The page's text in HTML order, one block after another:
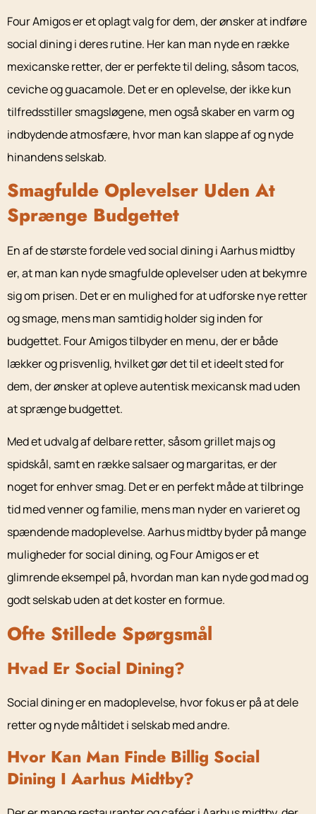
Four Amigos er et oplagt valg for dem, der ønsker at indføre
social dining i deres rutine. Her kan man nyde en række
mexicanske retter, der er perfekte til deling, såsom tacos,
ceviche og guacamole. Det er en oplevelse, der ikke kun
tilfredsstiller smagsløgene, men også skaber en varm og
indbydende atmosfære, hvor man kan slappe af og nyde
hinandens selskab.
Smagfulde Oplevelser Uden At
Sprænge Budgettet
En af de største fordele ved social dining i Aarhus midtby
er, at man kan nyde smagfulde oplevelser uden at bekymre
sig om prisen. Det er en mulighed for at udforske nye retter
og smage, mens man samtidig holder sig inden for
budgettet. Four Amigos tilbyder en menu, der er både
lækker og prisvenlig, hvilket gør det til et ideelt sted for
dem, der ønsker at opleve autentisk mexicansk mad uden
at sprænge budgettet.
Med et udvalg af delbare retter, såsom grillet majs og
spidskål, samt en række salsaer og margaritas, er der
noget for enhver smag. Det er en perfekt måde at tilbringe
tid med venner og familie, mens man nyder en varieret og
spændende madoplevelse. Aarhus midtby byder på mange
muligheder for social dining, og Four Amigos er et
glimrende eksempel på, hvordan man kan nyde god mad og
godt selskab uden at det koster en formue.
Ofte Stillede Spørgsmål
Hvad Er Social Dining?
Social dining er en madoplevelse, hvor fokus er på at dele
retter og nyde måltidet i selskab med andre.
Hvor Kan Man Finde Billig Social
Dining I Aarhus Midtby?